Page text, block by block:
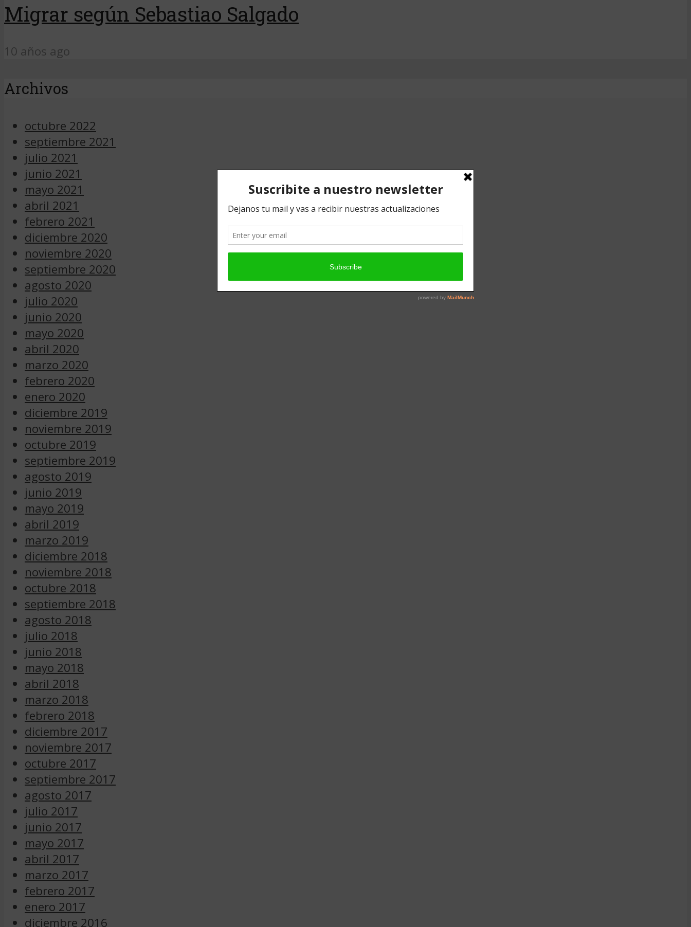
Migrar según Sebastiao Salgado
10 años ago
Archivos
octubre 2022
septiembre 2021
julio 2021
junio 2021
mayo 2021
abril 2021
febrero 2021
diciembre 2020
noviembre 2020
septiembre 2020
agosto 2020
julio 2020
junio 2020
mayo 2020
abril 2020
marzo 2020
febrero 2020
enero 2020
diciembre 2019
noviembre 2019
octubre 2019
septiembre 2019
agosto 2019
junio 2019
mayo 2019
abril 2019
marzo 2019
diciembre 2018
noviembre 2018
octubre 2018
septiembre 2018
agosto 2018
julio 2018
junio 2018
mayo 2018
abril 2018
marzo 2018
febrero 2018
diciembre 2017
noviembre 2017
octubre 2017
septiembre 2017
agosto 2017
julio 2017
junio 2017
mayo 2017
abril 2017
marzo 2017
febrero 2017
enero 2017
diciembre 2016